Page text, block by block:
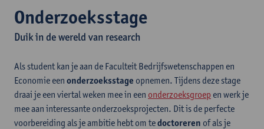
Onderzoeksstage
Duik in de wereld van research
Als student kan je aan de Faculteit Bedrijfswetenschappen en
Economie een onderzoeksstage opnemen. Tijdens deze stage
draai je een viertal weken mee in een onderzoeksgroep en werk je
mee aan interessante onderzoeksprojecten. Dit is de perfecte
voorbereiding als je ambitie hebt om tedoctoreren of als je